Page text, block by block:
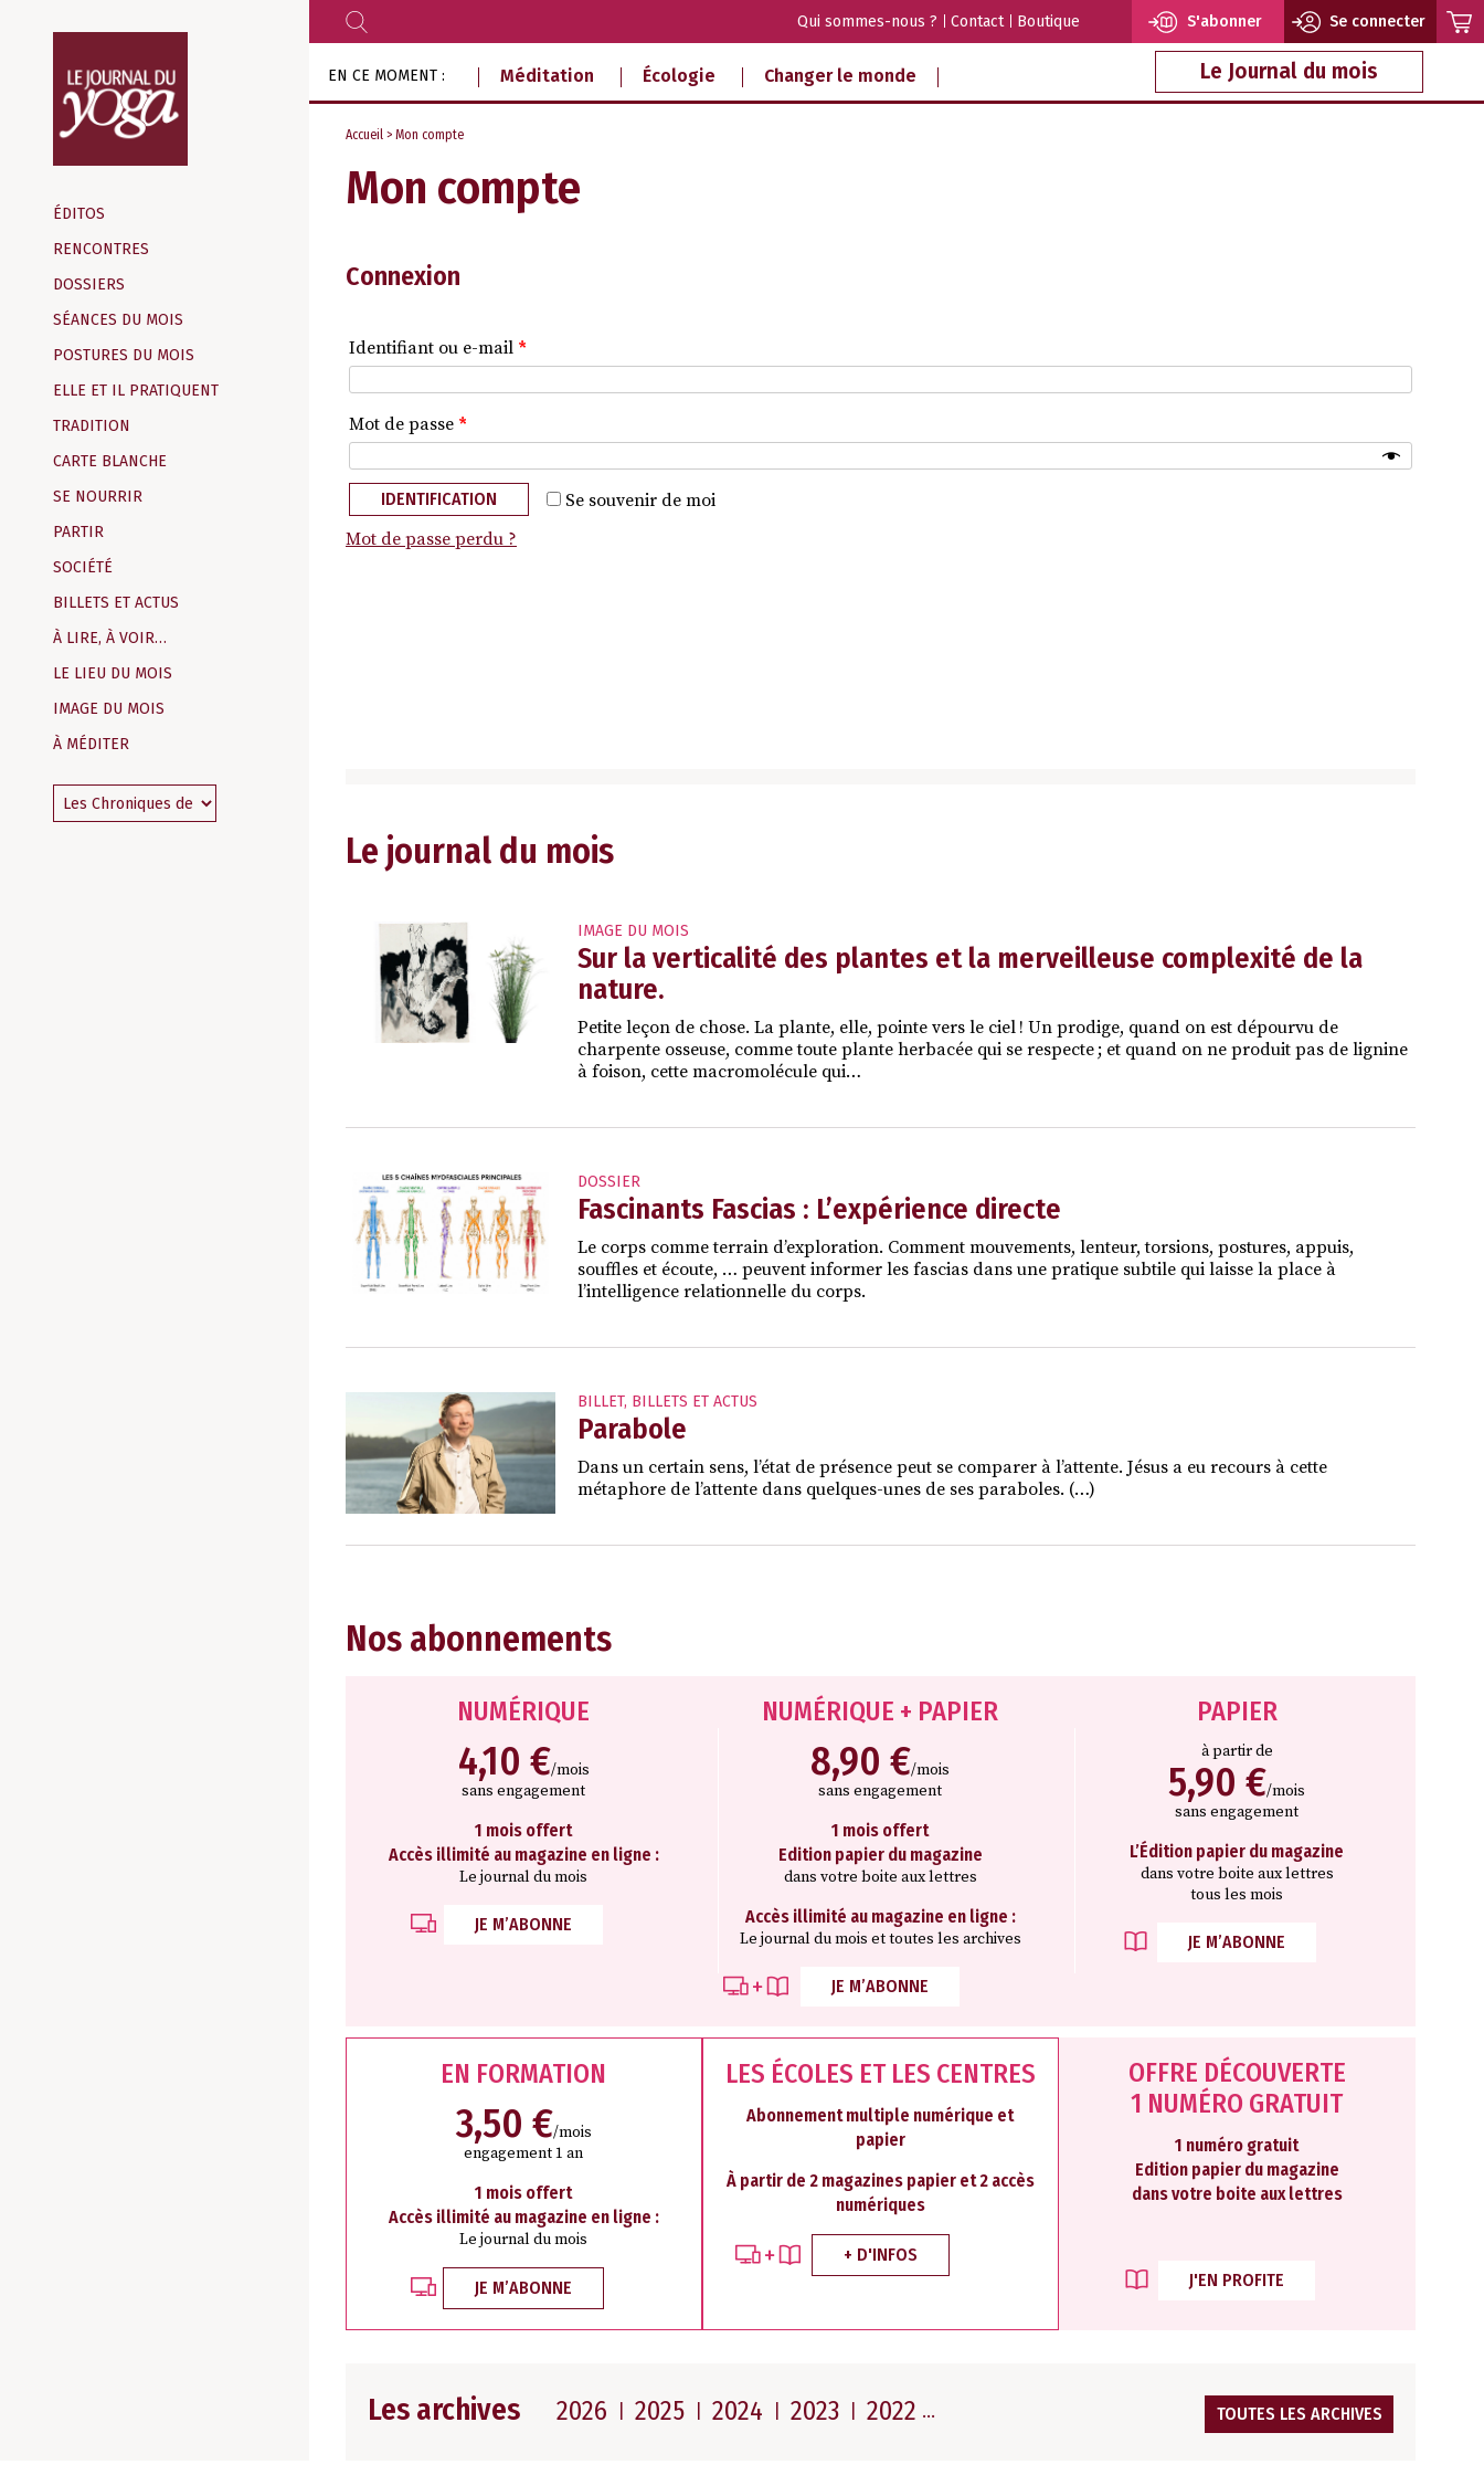
d‘information
indépendant
ÉDITOS
RENCONTRES
DOSSIERS
SÉANCES DU MOIS
POSTURES DU MOIS
ELLE ET IL PRATIQUENT
TRADITION
CARTE BLANCHE
SE NOURRIR
PARTIR
SOCIÉTÉ
BILLETS ET ACTUS
À LIRE, À VOIR…
LE LIEU DU MOIS
IMAGE DU MOIS
À MÉDITER
RECHERCHER Qui sommes-nous ? Contact Boutique S'abonner Se connecter
EN CE MOMENT : Méditation Écologie Changer le monde Le Journal du mois
Accueil > Mon compte
Mon compte
Connexion
Identifiant ou e-mail *
Mot de passe *
Se souvenir de moi
IDENTIFICATION
Mot de passe perdu ?
Le journal du mois
IMAGE DU MOIS
Sur la verticalité des plantes et la merveilleuse complexité de la
nature.
Petite leçon de chose. La plante, elle, pointe vers le ciel ! Un prodige, quand on est dépourvu de
charpente osseuse, comme toute plante herbacée qui se respecte ; et quand on ne produit pas de lignine
à foison, cette macromolécule qui…
DOSSIER
Fascinants Fascias : L’expérience directe
Le corps comme terrain d’exploration. Comment mouvements, lenteur, torsions, postures, appuis,
souffles et écoute, … peuvent informer les fascias dans une pratique subtile qui laisse la place à
l’intelligence relationnelle du corps.
BILLET, BILLETS ET ACTUS
Parabole
Dans un certain sens, l’état de présence peut se comparer à l’attente. Jésus a eu recours à cette
métaphore de l’attente dans quelques-unes de ses paraboles. (…)
Nos abonnements
NUMÉRIQUE
4,10 €/mois
sans engagement
1 mois offert
Accès illimité au magazine en ligne :
Le journal du mois
JE M’ABONNE
NUMÉRIQUE + PAPIER
8,90 €/mois
sans engagement
1 mois offert
Edition papier du magazine
dans votre boite aux lettres
Accès illimité au magazine en ligne :
Le journal du mois et toutes les archives
JE M’ABONNE
PAPIER
à partir de
5,90 €/mois
sans engagement
L’Édition papier du magazine
dans votre boite aux lettres
tous les mois
JE M’ABONNE
EN FORMATION
3,50 €/mois
engagement 1 an
1 mois offert
Accès illimité au magazine en ligne :
Le journal du mois
JE M’ABONNE
LES ÉCOLES ET LES CENTRES
Abonnement multiple numérique et
papier
À partir de 2 magazines papier et 2 accès
numériques
+ D'INFOS
OFFRE DÉCOUVERTE
1 NUMÉRO GRATUIT
1 numéro gratuit
Edition papier du magazine
dans votre boite aux lettres
J'EN PROFITE
Les archives 2026 2025 2024 2023 2022 TOUTES LES ARCHIVES